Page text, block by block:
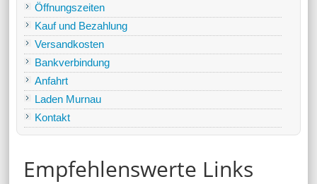
Öffnungszeiten
Kauf und Bezahlung
Versandkosten
Bankverbindung
Anfahrt
Laden Murnau
Kontakt
Empfehlenswerte Links